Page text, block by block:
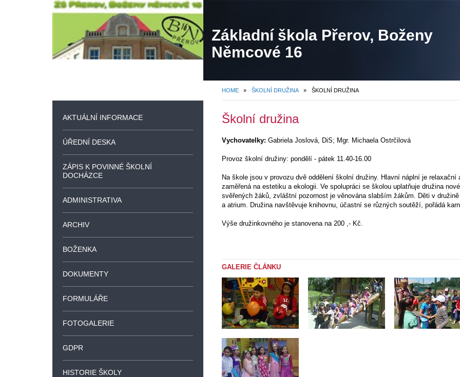
Základní škola Přerov, Boženy
Němcové 16
HOME » ŠKOLNÍ DRUŽINA » ŠKOLNÍ DRUŽINA
AKTUÁLNÍ INFORMACE
ÚŘEDNÍ DESKA
ZÁPIS K POVINNÉ ŠKOLNÍ
DOCHÁZCE
ADMINISTRATIVA
ARCHIV
BOŽENKA
DOKUMENTY
FORMULÁŘE
FOTOGALERIE
GDPR
HISTORIE ŠKOLY
Školní družina
Vychovatelky: Gabriela Joslová, DiS; Mgr. Michaela Ostrčilová
Provoz školní družiny: pondělí - pátek 11.40-16.00
Na škole jsou v provozu dvě oddělení školní družiny. Hlavní náplní je
zaměřená na estetiku a ekologii. Ve spolupráci se školou uplatňuje družina
svěřených žáků, zvláštní pozornost je věnována slabším žákům. Děti v
a atrium. Družina navštěvuje knihovnu, účastní se různých soutěží, pořádá
Výše družinkovného je stanovena na 200 ,- Kč.
GALERIE ČLÁNKU